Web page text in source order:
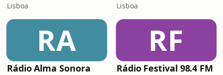
Lisboa Lisboa
RA
Rádio Alma Sonora
RF
Rádio Festival 98.4 FM